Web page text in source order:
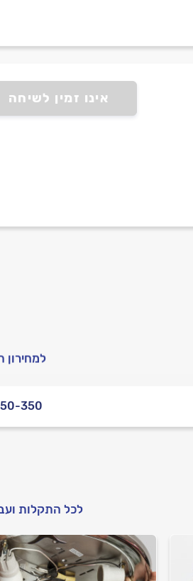
אינו זמין לשיחה
למחירון
350
לכל התקלות